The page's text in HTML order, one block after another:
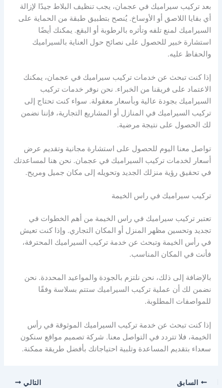
بعد تركيب سيراميك في عجمان، يجب تنظيف البلاط جيدًا لإزالة
أي بقايا اللاصق أو الأوساخ. يُنصح بتطبيق طبقة من الحماية على
السيراميك لمنع تلفه وتأثره بالرطوبة أو البقع. يمكنك أيضًا
استشارة خبير للحصول على نصائح حول العناية بالسيراميك
والحفاظ عليه.
إذا كنت تبحث عن خدمات تركيب سيراميك في عجمان، يمكنك
الاعتماد على فريقنا من الخبراء. نحن نوفر خدمات تركيب
السيراميك بجودة عالية وبأسعار معقولة. سواء كنت تحتاج إلى
تركيب السيراميك في المنازل أو المشاريع التجارية، فإننا نضمن
لك الحصول على نتيجة مرضية.
تواصل معنا اليوم للحصول على استشارة مجانية وتقديم عرض
أسعار لخدمات تركيب السيراميك في عجمان. نحن هنا لمساعدتك
في تحقيق رؤية منزلك الجديد وتحويله إلى مكان جميل ومريح.
تركيب سيراميك في راس الخيمة
تعتبر تركيب سيراميك في راس الخيمة من أهم الخطوات في
تجديد وتحسين مظهر المنزل أو المكان التجاري. وإذا كنت تعيش
في رأس الخيمة وتبحث عن خدمة تركيب السيراميك المحترفة،
فأنت في المكان المناسب.
بالإضافة إلى ذلك، نحن نلتزم بالجودة والمواعيد المحددة. نحن
نضمن لك أن عملية تركيب السيراميك ستتم بسلاسة وفقًا
للمواصفات المطلوبة.
إذا كنت تبحث عن خدمة تركيب السيراميك الموثوقة في رأس
الخيمة، فلا تتردد في التواصل معنا. شركة تصميم مواقع سنكون
سعداء بتقديم المساعدة وتلبية احتياجاتك بأفضل طريقة ممكنة.
السابق التالي